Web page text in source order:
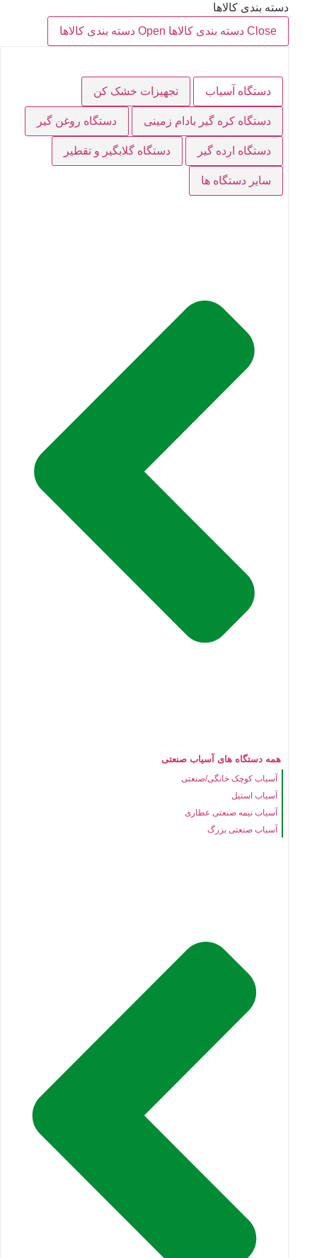
دسته بندی کالاها
Close دسته بندی کالاها
Open دسته بندی کالاها
دستگاه آسیاب تجهیزات خشک کن
دستگاه کره گیر بادام زمینی دستگاه روغن گیر
دستگاه ارده گیر دستگاه گلابگیر و تقطیر
سایر دستگاه ها
همه دستگاه های آسیاب صنعتی
آسیاب کوچک خانگی/صنعتی
آسیاب استیل
آسیاب نیمه صنعتی عطاری
آسیاب صنعتی بزرگ